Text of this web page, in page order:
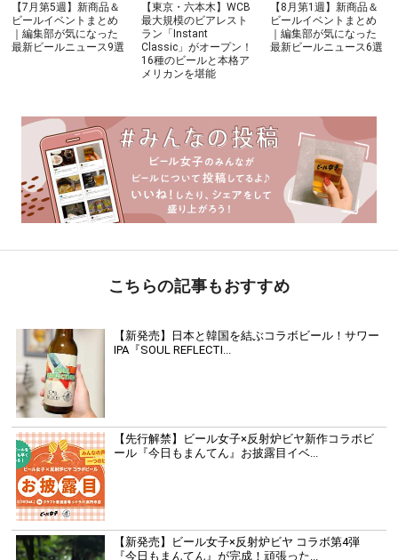
【7月第5週】新商品＆
ビールイベントまとめ
｜編集部が気になった
最新ビールニュース9選
【東京・六本木】WCB
最大規模のビアレスト
ラン「Instant
Classic」がオープン！
16種のビールと本格ア
メリカンを堪能
【8月第1週】新商品＆
ビールイベントまとめ
｜編集部が気になった
最新ビールニュース6選
こちらの記事もおすすめ
【新発売】日本と韓国を結ぶコラボビール！サワー
IPA『SOUL REFLECTI...
【先行解禁】ビール女子×反射炉ビヤ新作コラボビ
ール『今日もまんてん』お披露目イベ...
【新発売】ビール女子×反射炉ビヤ コラボ第4弾
『今日もまんてん』が完成！頑張った...